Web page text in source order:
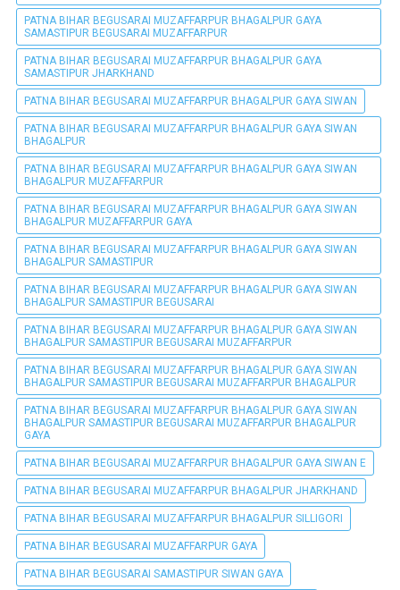
PATNA BIHAR BEGUSARAI MUZAFFARPUR BHAGALPUR GAYA
SAMASTIPUR BEGUSARAI MUZAFFARPUR
PATNA BIHAR BEGUSARAI MUZAFFARPUR BHAGALPUR GAYA
SAMASTIPUR JHARKHAND
PATNA BIHAR BEGUSARAI MUZAFFARPUR BHAGALPUR GAYA SIWAN
PATNA BIHAR BEGUSARAI MUZAFFARPUR BHAGALPUR GAYA SIWAN
BHAGALPUR
PATNA BIHAR BEGUSARAI MUZAFFARPUR BHAGALPUR GAYA SIWAN
BHAGALPUR MUZAFFARPUR
PATNA BIHAR BEGUSARAI MUZAFFARPUR BHAGALPUR GAYA SIWAN
BHAGALPUR MUZAFFARPUR GAYA
PATNA BIHAR BEGUSARAI MUZAFFARPUR BHAGALPUR GAYA SIWAN
BHAGALPUR SAMASTIPUR
PATNA BIHAR BEGUSARAI MUZAFFARPUR BHAGALPUR GAYA SIWAN
BHAGALPUR SAMASTIPUR BEGUSARAI
PATNA BIHAR BEGUSARAI MUZAFFARPUR BHAGALPUR GAYA SIWAN
BHAGALPUR SAMASTIPUR BEGUSARAI MUZAFFARPUR
PATNA BIHAR BEGUSARAI MUZAFFARPUR BHAGALPUR GAYA SIWAN
BHAGALPUR SAMASTIPUR BEGUSARAI MUZAFFARPUR BHAGALPUR
PATNA BIHAR BEGUSARAI MUZAFFARPUR BHAGALPUR GAYA SIWAN
BHAGALPUR SAMASTIPUR BEGUSARAI MUZAFFARPUR BHAGALPUR
GAYA
PATNA BIHAR BEGUSARAI MUZAFFARPUR BHAGALPUR GAYA SIWAN E
PATNA BIHAR BEGUSARAI MUZAFFARPUR BHAGALPUR JHARKHAND
PATNA BIHAR BEGUSARAI MUZAFFARPUR BHAGALPUR SILLIGORI
PATNA BIHAR BEGUSARAI MUZAFFARPUR GAYA
PATNA BIHAR BEGUSARAI SAMASTIPUR SIWAN GAYA